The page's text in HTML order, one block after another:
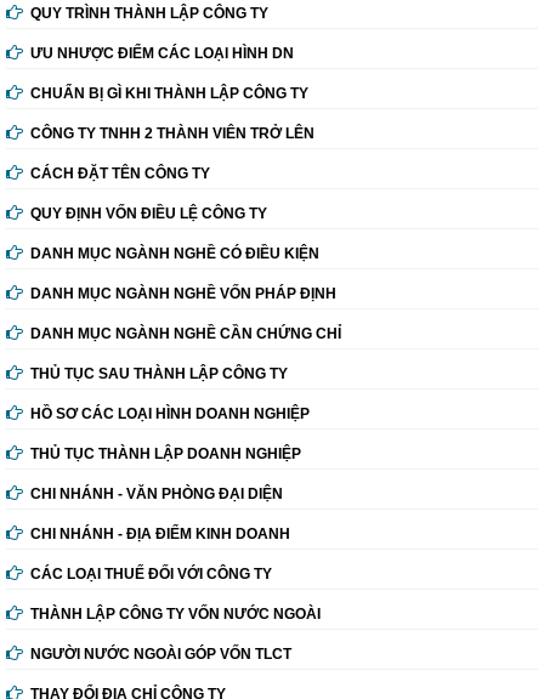
QUY TRÌNH THÀNH LẬP CÔNG TY
ƯU NHƯỢC ĐIỂM CÁC LOẠI HÌNH DN
CHUẨN BỊ GÌ KHI THÀNH LẬP CÔNG TY
CÔNG TY TNHH 2 THÀNH VIÊN TRỞ LÊN
CÁCH ĐẶT TÊN CÔNG TY
QUY ĐỊNH VỐN ĐIỀU LỆ CÔNG TY
DANH MỤC NGÀNH NGHỀ CÓ ĐIỀU KIỆN
DANH MỤC NGÀNH NGHỀ VỐN PHÁP ĐỊNH
DANH MỤC NGÀNH NGHỀ CẦN CHỨNG CHỈ
THỦ TỤC SAU THÀNH LẬP CÔNG TY
HỒ SƠ CÁC LOẠI HÌNH DOANH NGHIỆP
THỦ TỤC THÀNH LẬP DOANH NGHIỆP
CHI NHÁNH - VĂN PHÒNG ĐẠI DIỆN
CHI NHÁNH - ĐỊA ĐIỂM KINH DOANH
CÁC LOẠI THUẾ ĐỐI VỚI CÔNG TY
THÀNH LẬP CÔNG TY VỐN NƯỚC NGOÀI
NGƯỜI NƯỚC NGOÀI GÓP VỐN TLCT
THAY ĐỔI ĐỊA CHỈ CÔNG TY